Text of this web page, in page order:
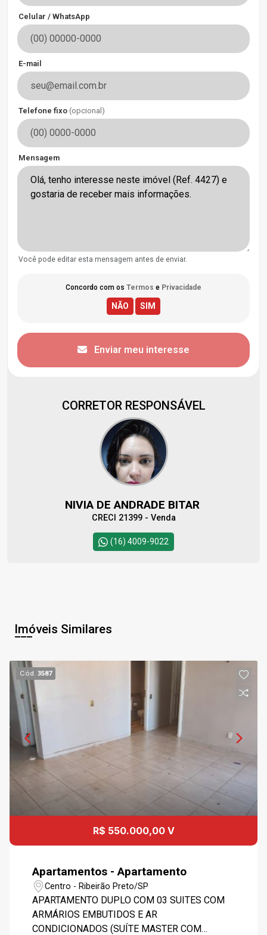
Celular / WhatsApp
E-mail
Telefone fixo (opcional)
Mensagem
Você pode editar esta mensagem antes de enviar.
Concordo com os Termos e Privacidade
Enviar meu interesse
CORRETOR RESPONSÁVEL
NIVIA DE ANDRADE BITAR
CRECI 21399 - Venda
(16) 4009-9022
Imóveis Similares
Cód.3587
R$ 550.000,00 V
Apartamentos - Apartamento
Centro - Ribeirão Preto/SP
APARTAMENTO DUPLO COM 03 SUITES COM
ARMÁRIOS EMBUTIDOS E AR
CONDICIONADOS (SUÍTE MASTER COM